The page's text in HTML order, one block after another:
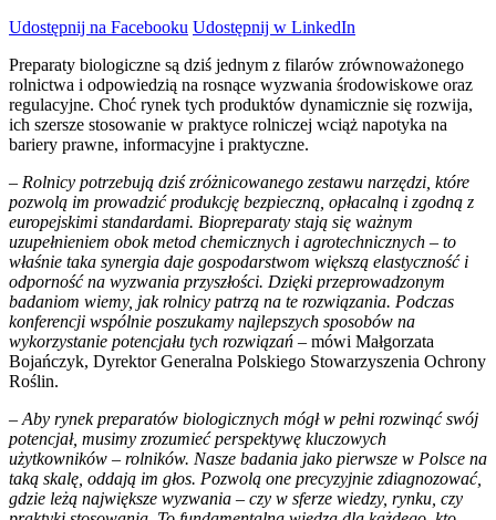
Udostępnij na Facebooku Udostępnij w LinkedIn
Preparaty biologiczne są dziś jednym z filarów zrównoważonego
rolnictwa i odpowiedzią na rosnące wyzwania środowiskowe oraz
regulacyjne. Choć rynek tych produktów dynamicznie się rozwija,
ich szersze stosowanie w praktyce rolniczej wciąż napotyka na
bariery prawne, informacyjne i praktyczne.
– Rolnicy potrzebują dziś zróżnicowanego zestawu narzędzi, które
pozwolą im prowadzić produkcję bezpieczną, opłacalną i zgodną z
europejskimi standardami. Biopreparaty stają się ważnym
uzupełnieniem obok metod chemicznych i agrotechnicznych – to
właśnie taka synergia daje gospodarstwom większą elastyczność i
odporność na wyzwania przyszłości. Dzięki przeprowadzonym
badaniom wiemy, jak rolnicy patrzą na te rozwiązania. Podczas
konferencji wspólnie poszukamy najlepszych sposobów na
wykorzystanie potencjału tych rozwiązań – mówi Małgorzata
Bojańczyk, Dyrektor Generalna Polskiego Stowarzyszenia Ochrony
Roślin.
– Aby rynek preparatów biologicznych mógł w pełni rozwinąć swój
potencjał, musimy zrozumieć perspektywę kluczowych
użytkowników – rolników. Nasze badania jako pierwsze w Polsce na
taką skalę, oddają im głos. Pozwolą one precyzyjnie zdiagnozować,
gdzie leżą największe wyzwania – czy w sferze wiedzy, rynku, czy